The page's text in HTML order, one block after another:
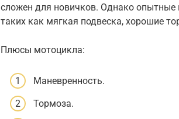
сложен для новичков. Однако
таких как мягкая подвеска, хорошие
Плюсы мотоцикла:
Маневренность.
Тормоза.